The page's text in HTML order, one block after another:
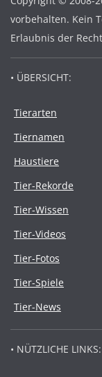
vorbehalten. Kein
Erlaubnis der
• ÜBERSICHT:
Tierarten
Tiernamen
Haustiere
Tier-Rekorde
Tier-Wissen
Tier-Videos
Tier-Fotos
Tier-Spiele
Tier-News
• NÜTZLICHE LINKS: